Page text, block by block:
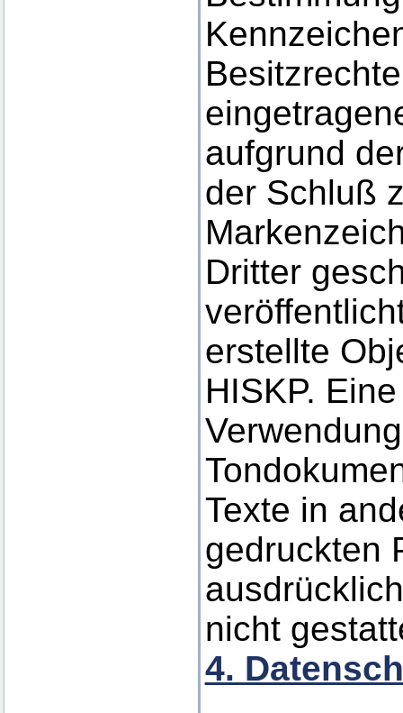
aufgrund
der Schluß
Dritter
erstellte
HISKP.
Texte in
gedruckten
nicht
4.